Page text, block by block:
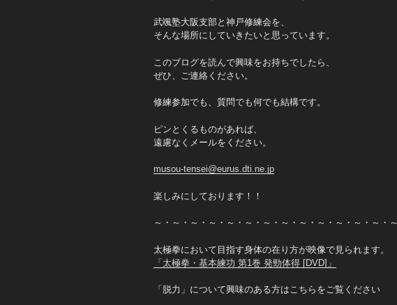
武颯塾大阪支部と神戸修練会を、
そんな場所にしていきたいと思っています。
このブログを読んで興味をお持ちでしたら、
ぜひ、ご連絡ください。
修練参加でも、質問でも何でも結構です。
ピンとくるものがあれば、
遠慮なくメールをください。
musou-tensei@eurus.dti.ne.jp
楽しみにしております！！
～・～・～・～・～・～・～・～・～・～・～・～・～・～
太極拳において目指す身体の在り方が映像で見られます。
「太極拳・基本練功 第1巻 発勁体得 [DVD]」
「脱力」について興味のある方はこちらをご覧ください